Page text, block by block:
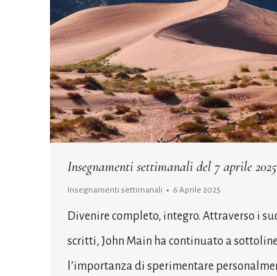
Insegnamenti settimanali del 7 aprile 2025
Insegnamenti settimanali 6 Aprile 2025
Divenire completo, integro. Attraverso i
scritti, John Main ha continuato a
l’importanza di sperimentare